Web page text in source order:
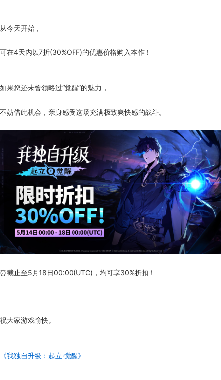
从今天开始，
可在4天内以7折(30%OFF)的优惠价格购入本作！
如果您还未曾领略过“觉醒”的魅力，
不妨借此机会，亲身感受这场充满极致爽快感的战斗。
⏰截止至5月18日00:00(UTC)，均可享30%折扣！
祝大家游戏愉快。
《我独自升级：起立·觉醒》